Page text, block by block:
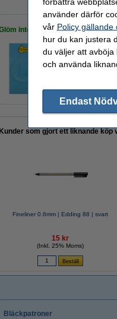
inte att beställa!
Millimeterblock A4
Kunder som gjort ett liknande
Fineliner 0.6mm | Edding 88 | svart
15 kr
(Inkl. 25% Moms)
Bläckpatroner
använder därför
vår Policy gällande
hur du kan justera
du väljer att avböja
och använda
Endast